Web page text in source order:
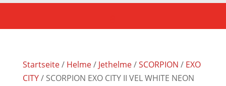
Startseite/ Helme/ Jethelme/SCORPION / EXO
CITY/ SCORPION EXO CITY II VEL WHITE NEON